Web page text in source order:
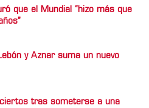
que el Mundial “hizo más que
y Aznar suma un nuevo
tras someterse a una